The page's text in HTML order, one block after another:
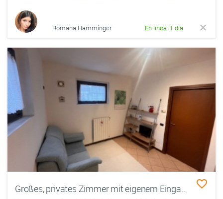
Romana Hamminger En línea: 1 día
Großes, privates Zimmer mit eigenem Eingang